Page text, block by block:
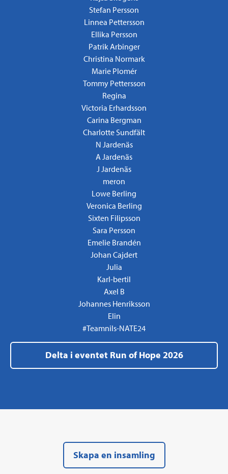
Stefan Persson
Linnea Pettersson
Ellika Persson
Patrik Arbinger
Christina Normark
Marie Plomér
Tommy Pettersson
Regina
Victoria Erhardsson
Carina Bergman
Charlotte Sundfält
N Jardenäs
A Jardenäs
J Jardenäs
meron
Lowe Berling
Veronica Berling
Sixten Filipsson
Sara Persson
Emelie Brandén
Johan Cajdert
Julia
Karl-bertil
Axel B
Johannes Henriksson
Elin
#Teamnils-NATE24
Delta i eventet Run of Hope 2026
Skapa en insamling